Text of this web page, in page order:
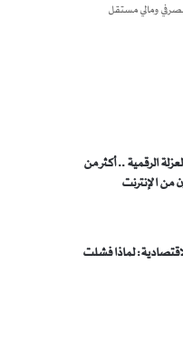
ومالي مستقل
الرقمية .. أكثر من
لماذا فشلت